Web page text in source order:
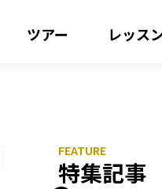
ツアー レッス
特集記事